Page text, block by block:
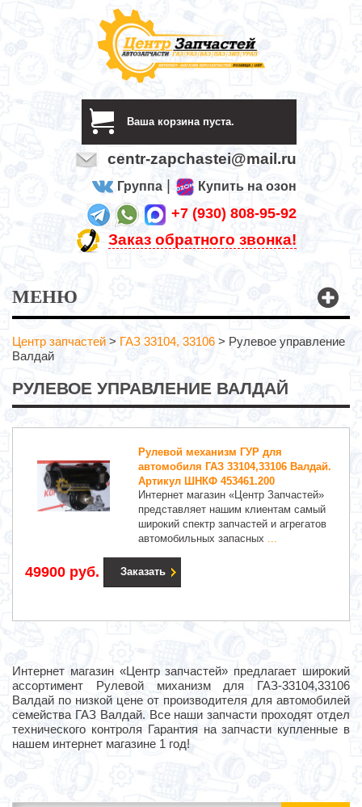
Ваша корзина пуста.
centr-zapchastei@mail.ru
Группа Купить на озон
+7 (930) 808-95-92
Заказ обратного звонка!
МЕНЮ
Центр запчастей > ГАЗ 33104, 33106 > Рулевое управление
Валдай
РУЛЕВОЕ УПРАВЛЕНИЕ ВАЛДАЙ
Рулевой механизм ГУР для
автомобиля ГАЗ 33104,33106 Валдай.
Артикул ШНКФ 453461.200
Интернет магазин «Центр Запчастей»
представляет нашим клиентам самый
широкий спектр запчастей и агрегатов
автомобильных запасных ...
49900 руб. Заказать
Интернет магазин «Центр запчастей» предлагает широкий
ассортимент Рулевой миханизм для ГАЗ-33104,33106
Валдай по низкой цене от производителя для автомобилей
семейства ГАЗ Валдай. Все наши запчасти проходят отдел
технического контроля Гарантия на запчасти купленные в
нашем интернет магазине 1 год!